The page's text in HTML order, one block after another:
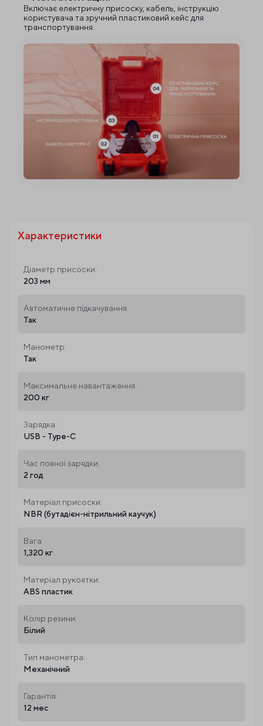
Включає електричну присоску, кабель, інструкцію
користувача та зручний пластиковий кейс для
транспортування.
Характеристики
Діаметр присоски:
203 мм
Автоматичне підкачування:
Так
Манометр:
Так
Максимальне навантаження:
200 кг
Зарядка:
USB - Type-C
Час повної зарядки:
2 год
Матеріал присоски:
NBR (бутадієн-нітрильний каучук)
Вага:
1,320 кг
Матеріал рукоятки:
ABS пластик
Колір резини:
Білий
Тип манометра:
Механічний
Гарантія:
12 мес